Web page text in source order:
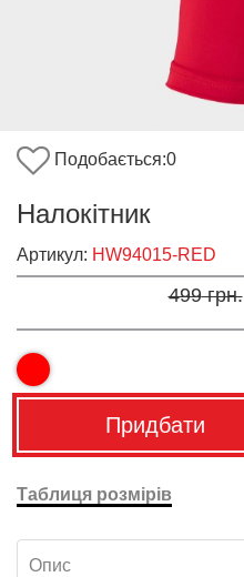
Подобається:0
Налокітник
Артикул: HW94015-RED
499грн.
Придбати
Таблиця розмірів
Опис